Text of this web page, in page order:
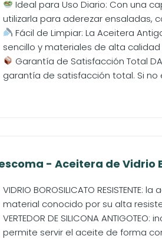
Ideal para Uso Diario: Con una
utilizarla para aderezar ensaladas,
Fácil de Limpiar: La Aceitera
sencillo y materiales de alta
Garantía de Satisfacción Total
garantía de satisfacción total. Si
- Aceitera de Vidrio
VIDRIO BOROSILICATO
material conocido por su alta
VERTEDOR DE SILICONA
permite servir el aceite de forma